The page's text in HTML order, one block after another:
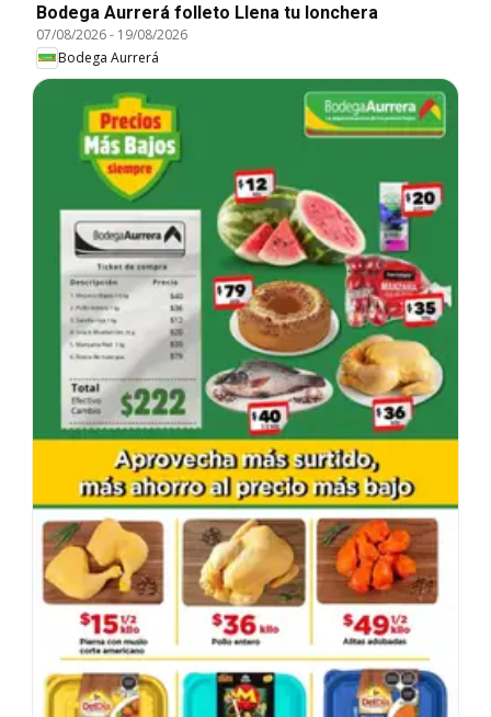
Bodega Aurrerá folleto Llena tu lonchera
07/08/2026- 19/08/2026
Bodega Aurrerá